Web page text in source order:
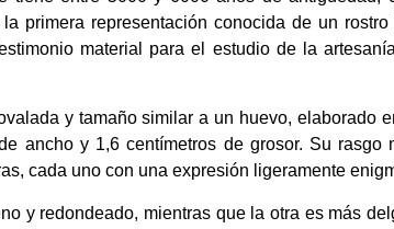
primera representación conocida de un
material para el estudio de la
y tamaño similar a un huevo, elaborado
ancho y 1,6 centímetros de grosor. Su rasgo
cada uno con una expresión ligeramente
y redondeado, mientras que la otra es más